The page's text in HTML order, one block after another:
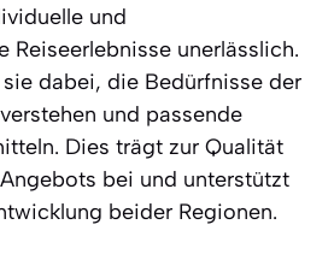
und
Reiseerlebnisse unerlässlich.
dabei, die Bedürfnisse der
und passende
Dies trägt zur Qualität
bei und unterstützt
beider Regionen.